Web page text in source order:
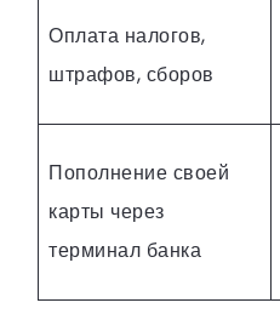
Оплата налогов,
штрафов, сборов
Пополнение своей
карты через
терминал банка